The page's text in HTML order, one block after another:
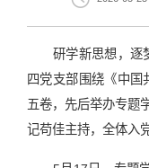
研学新思想，逐
四党支部围绕《中国
五卷，先后举办专题
记苟佳主持，全体入